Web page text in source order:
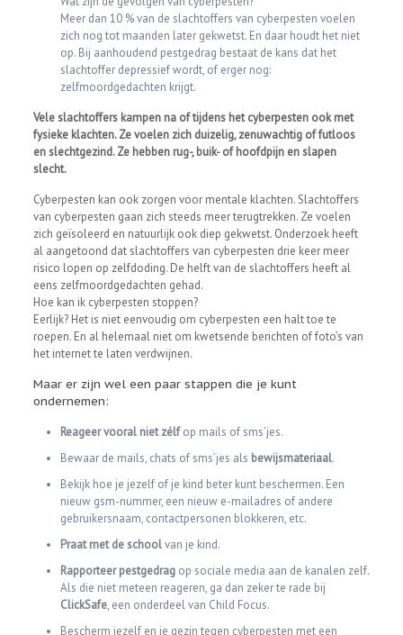
Meer dan 10 % van de slachtoffers van cyberpesten voelen
zich nog tot maanden later gekwetst. En daar houdt het niet
op. Bij aanhoudend pestgedrag bestaat de kans dat het
slachtoffer depressief wordt, of erger nog:
zelfmoordgedachten krijgt.
Vele slachtoffers kampen na of tijdens het cyberpesten ook met
fysieke klachten. Ze voelen zich duizelig, zenuwachtig of futloos
en slechtgezind. Ze hebben rug-, buik- of hoofdpijn en slapen
slecht.
Cyberpesten kan ook zorgen voor mentale klachten. Slachtoffers
van cyberpesten gaan zich steeds meer terugtrekken. Ze voelen
zich geïsoleerd en natuurlijk ook diep gekwetst. Onderzoek heeft
al aangetoond dat slachtoffers van cyberpesten drie keer meer
risico lopen op zelfdoding. De helft van de slachtoffers heeft al
eens zelfmoordgedachten gehad.
Hoe kan ik cyberpesten stoppen?
Eerlijk? Het is niet eenvoudig om cyberpesten een halt toe te
roepen. En al helemaal niet om kwetsende berichten of foto’s van
het internet te laten verdwijnen.
Maar er zijn wel een paar stappen die je kunt
ondernemen:
Reageer vooral niet zélfop mails of sms’jes.
Bewaar de mails, chats of sms’jes als bewijsmateriaal.
Bekijk hoe je jezelf of je kind beter kunt beschermen. Een
nieuw gsm-nummer, een nieuw e-mailadres of andere
gebruikersnaam, contactpersonen blokkeren, etc.
Praat met de schoolvan je kind.
Rapporteer pestgedragop sociale media aan de kanalen zelf.
Als die niet meteen reageren, ga dan zeker te rade bij
ClickSafe, een onderdeel van Child Focus.
Bescherm jezelf en je gezin tegen cyberpesten met een